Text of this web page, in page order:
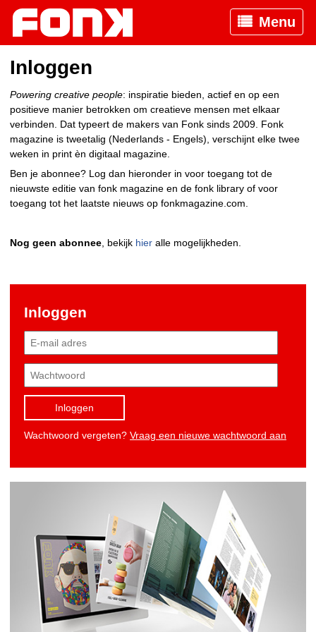
Menu
Inloggen
Powering creative people: inspiratie bieden, actief en op een
positieve manier betrokken om creatieve mensen met elkaar
verbinden. Dat typeert de makers van Fonk sinds 2009. Fonk
magazine is tweetalig (Nederlands - Engels), verschijnt elke twee
weken in print èn digitaal magazine.
Ben je abonnee? Log dan hieronder in voor toegang tot de
nieuwste editie van fonk magazine en de fonk library of voor
toegang tot het laatste nieuws op fonkmagazine.com.
Nog geen abonnee , bekijk hier alle mogelijkheden.
Inloggen
Inloggen
Wachtwoord vergeten? Vraag een nieuwe wachtwoord aan